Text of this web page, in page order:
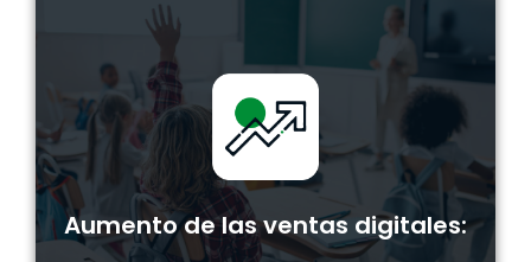
Aumento de las ventas digitales:
Aumento de las ventas digitales:
Maximiza las oportunidades de inscripción y
matriculación con herramientas que mejoran la
interacción con estudiantes potenciales.